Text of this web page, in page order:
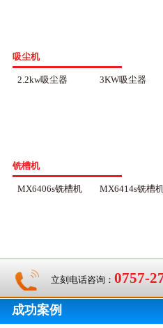
吸尘机
2.2kw吸尘器 3KW吸尘器
铣槽机
MX6406s铣槽机 MX6414s铣槽
立刻电话咨询： 0757-
成功案例